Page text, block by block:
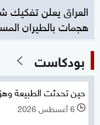
العراق يعلن
هجمات بالطيران
بودكاست
حين تحدثت الطبيعة
l 6 أغسطس 2026